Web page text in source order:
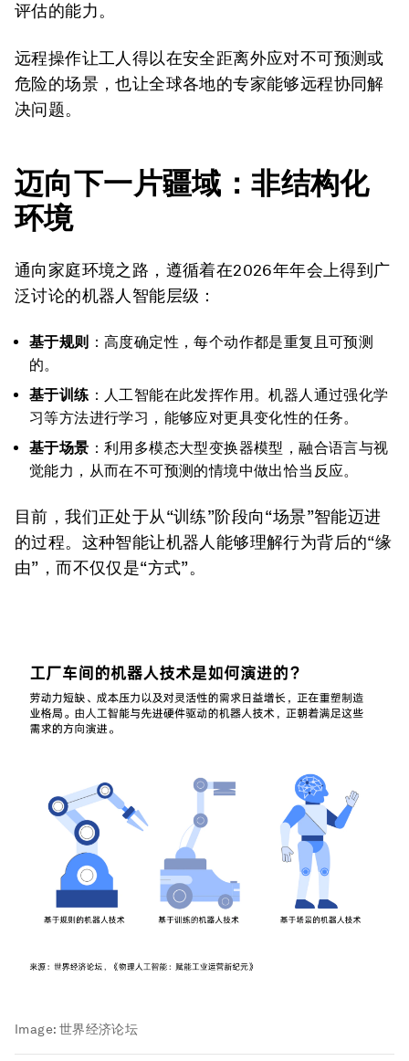
评估的能力。
远程操作让工人得以在安全距离外应对不可预测或
危险的场景，也让全球各地的专家能够远程协同解
决问题。
迈向下一片疆域：非结构化
环境
通向家庭环境之路，遵循着在2026年年会上得到广
泛讨论的机器人智能层级：
基于规则 ：高度确定性，每个动作都是重复且可预测
的。
基于训练 ：人工智能在此发挥作用。机器人通过强化学
习等方法进行学习，能够应对更具变化性的任务。
基于场景 ：利用多模态大型变换器模型，融合语言与视
觉能力，从而在不可预测的情境中做出恰当反应。
目前，我们正处于从“训练”阶段向“场景”智能迈进
的过程。这种智能让机器人能够理解行为背后的“缘
由”，而不仅仅是“方式”。
Image: 世界经济论坛